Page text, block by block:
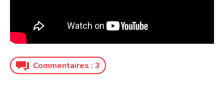
Commentaires : 3